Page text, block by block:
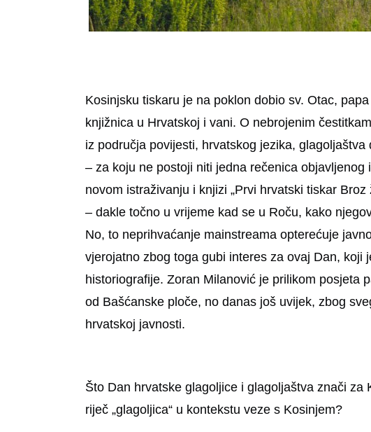
Kosinjsku tiskaru je na poklon dobio sv. Otac,
knjižnica u Hrvatskoj i vani. O nebrojenim
iz područja povijesti, hrvatskog jezika,
– za koju ne postoji niti jedna rečenica
novom istraživanju i knjizi „Prvi hrvatski tiskar
– dakle točno u vrijeme kad se u Roču, kako
No, to neprihvaćanje mainstreama opterećuje
vjerojatno zbog toga gubi interes za ovaj Dan,
historiografije. Zoran Milanović je prilikom posjeta
od Bašćanske ploče, no danas još uvijek, zbog
hrvatskoj javnosti.
Što Dan hrvatske glagoljice i glagoljaštva znači
riječ „glagoljica“ u kontekstu veze s Kosinjem?